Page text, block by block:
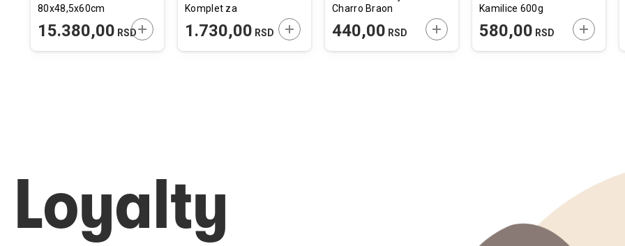
U KORPU
80x48,5x60cm
15.380,00 RSDDODAJTE U KORPU
Komplet za
Kaveza
1.730,00 RSD DODAJTE U KORPU
Charro Braon
440,00 RSD DODAJTE U KORPU
Kamilice 600g
580,00 RSD
Loyalty